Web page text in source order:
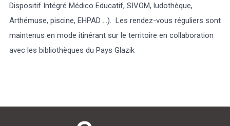
Dispositif Intégré Médico Educatif, SIVOM, ludothèque,
Arthémuse, piscine, EHPAD ...). Les rendez-vous réguliers sont
maintenus en mode itinérant sur le territoire en collaboration
avec les bibliothèques du Pays Glazik